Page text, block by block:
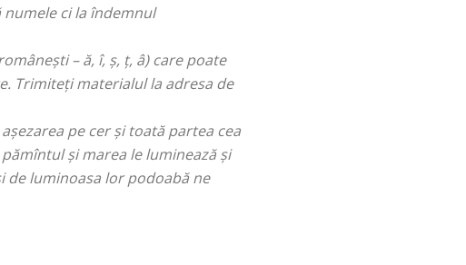
ci la îndemnul
– ă, î, ș, ț, â) care poate
Trimiteți materialul la adresa de
pe cer şi toată partea cea
şi marea le luminează şi
de luminoasa lor podoabă ne